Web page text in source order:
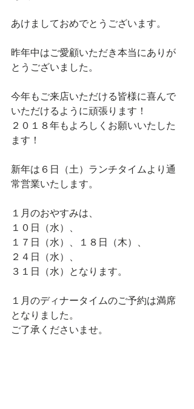
あけましておめでとうございます。
昨年中はご愛顧いただき本当にありが
とうございました。
今年もご来店いただける皆様に喜んで
いただけるように頑張ります！
２０１８年もよろしくお願いいたした
ます！
新年は６日（土）ランチタイムより通
常営業いたします。
１月のおやすみは、
１０日（水）、
１７日（水）、１８日（木）、
２４日（水）、
３１日（水）となります。
１月のディナータイムのご予約は満席
となりました。
ご了承くださいませ。